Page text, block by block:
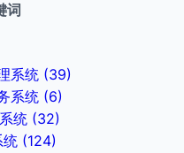
词
系统 (39)
系统 (6)
统 (32)
统 (124)